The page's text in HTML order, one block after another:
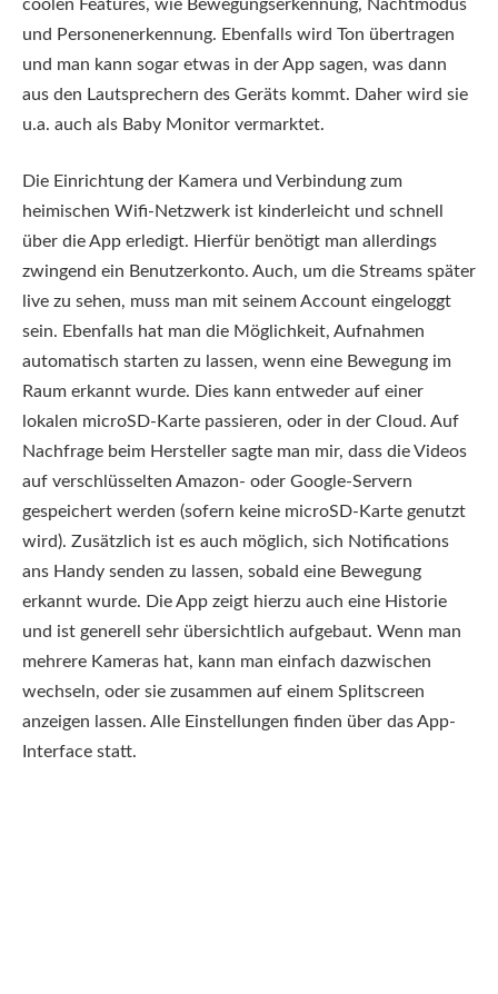
coolen Features, wie Bewegungserkennung, Nachtmodus
und Personenerkennung. Ebenfalls wird Ton übertragen
und man kann sogar etwas in der App sagen, was dann
aus den Lautsprechern des Geräts kommt. Daher wird sie
u.a. auch als Baby Monitor vermarktet.
Die Einrichtung der Kamera und Verbindung zum
heimischen Wifi-Netzwerk ist kinderleicht und schnell
über die App erledigt. Hierfür benötigt man allerdings
zwingend ein Benutzerkonto. Auch, um die Streams später
live zu sehen, muss man mit seinem Account eingeloggt
sein. Ebenfalls hat man die Möglichkeit, Aufnahmen
automatisch starten zu lassen, wenn eine Bewegung im
Raum erkannt wurde. Dies kann entweder auf einer
lokalen microSD-Karte passieren, oder in der Cloud. Auf
Nachfrage beim Hersteller sagte man mir, dass die Videos
auf verschlüsselten Amazon- oder Google-Servern
gespeichert werden (sofern keine microSD-Karte genutzt
wird). Zusätzlich ist es auch möglich, sich Notifications
ans Handy senden zu lassen, sobald eine Bewegung
erkannt wurde. Die App zeigt hierzu auch eine Historie
und ist generell sehr übersichtlich aufgebaut. Wenn man
mehrere Kameras hat, kann man einfach dazwischen
wechseln, oder sie zusammen auf einem Splitscreen
anzeigen lassen. Alle Einstellungen finden über das App-
Interface statt.